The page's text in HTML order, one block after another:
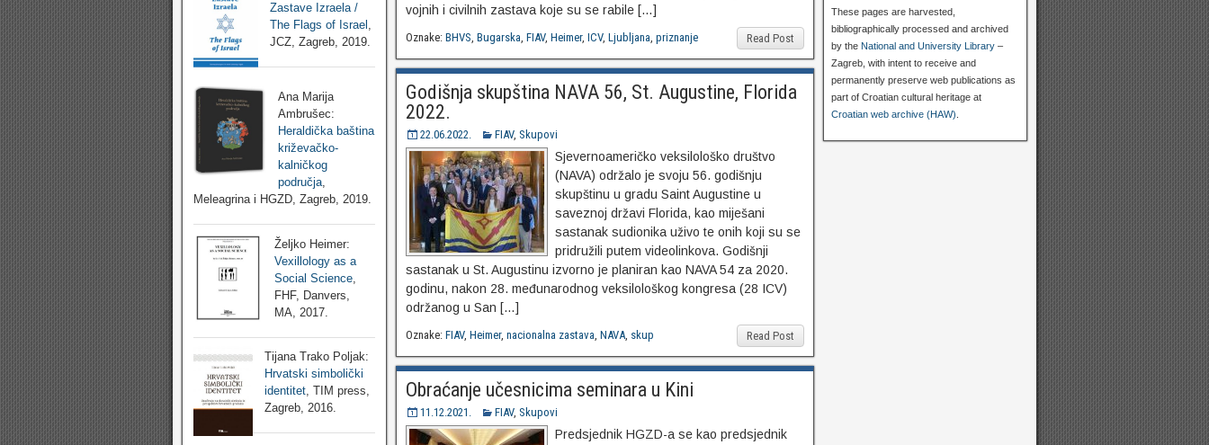
vojnih i civilnih zastava koje su se rabile […]
Read Post
Oznake: BHVS, Bugarska, FIAV, Heimer, ICV, Ljubljana, priznanje
Godišnja skupština NAVA 56, St. Augustine, Florida
2022.
22.06.2022. FIAV, Skupovi
Sjevernoameričko veksilološko društvo
(NAVA) održalo je svoju 56. godišnju
skupštinu u gradu Saint Augustine u
saveznoj državi Florida, kao miješani
sastanak sudionika uživo te onih koji su se
pridružili putem videolinkova. Godišnji
sastanak u St. Augustinu izvorno je planiran kao NAVA 54 za 2020.
godinu, nakon 28. međunarodnog veksilološkog kongresa (28 ICV)
održanog u San […]
Read Post
Oznake: FIAV, Heimer, nacionalna zastava, NAVA, skup
Obraćanje učesnicima seminara u Kini
11.12.2021. FIAV, Skupovi
Predsjednik HGZD-a se kao predsjednik
Zastave Izraela /
The Flags of Israel ,
JCZ, Zagreb, 2019.
Ana Marija
Ambrušec:
Heraldička baština
križevačko-
kalničkog
područja,
Meleagrina i HGZD, Zagreb, 2019.
Željko Heimer:
Vexillology as a
Social Science
FHF, Danvers,
MA, 2017.
Tijana Trako Poljak:
Hrvatski simbolički
identitet, TIM press,
Zagreb, 2016.
These pages are harvested,
bibliographically processed and archived
by the National and University Library–
Zagreb, with intent to receive and
permanently preserve web publications as
part of Croatian cultural heritage at
Croatian web archive (HAW)